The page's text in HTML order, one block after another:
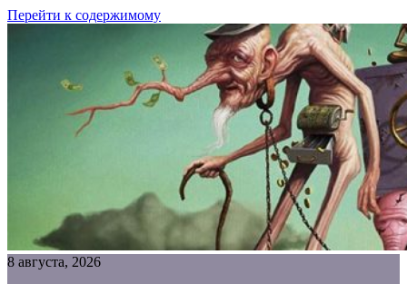
Перейти к содержимому
8 августа, 2026